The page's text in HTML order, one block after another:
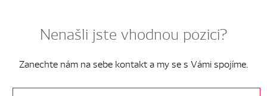
Nenašli jste vhodnou pozici?
Zanechte nám na sebe kontakt a my se s Vámi spojíme.